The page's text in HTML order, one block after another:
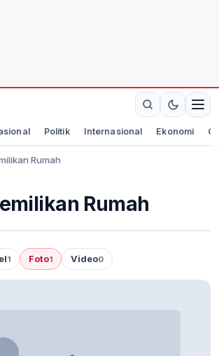
Politik Internasional Ekonomi
Rumah
Rumah
1 Foto1 Video0